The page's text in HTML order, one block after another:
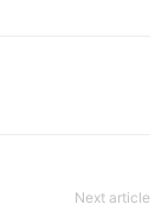
Next article